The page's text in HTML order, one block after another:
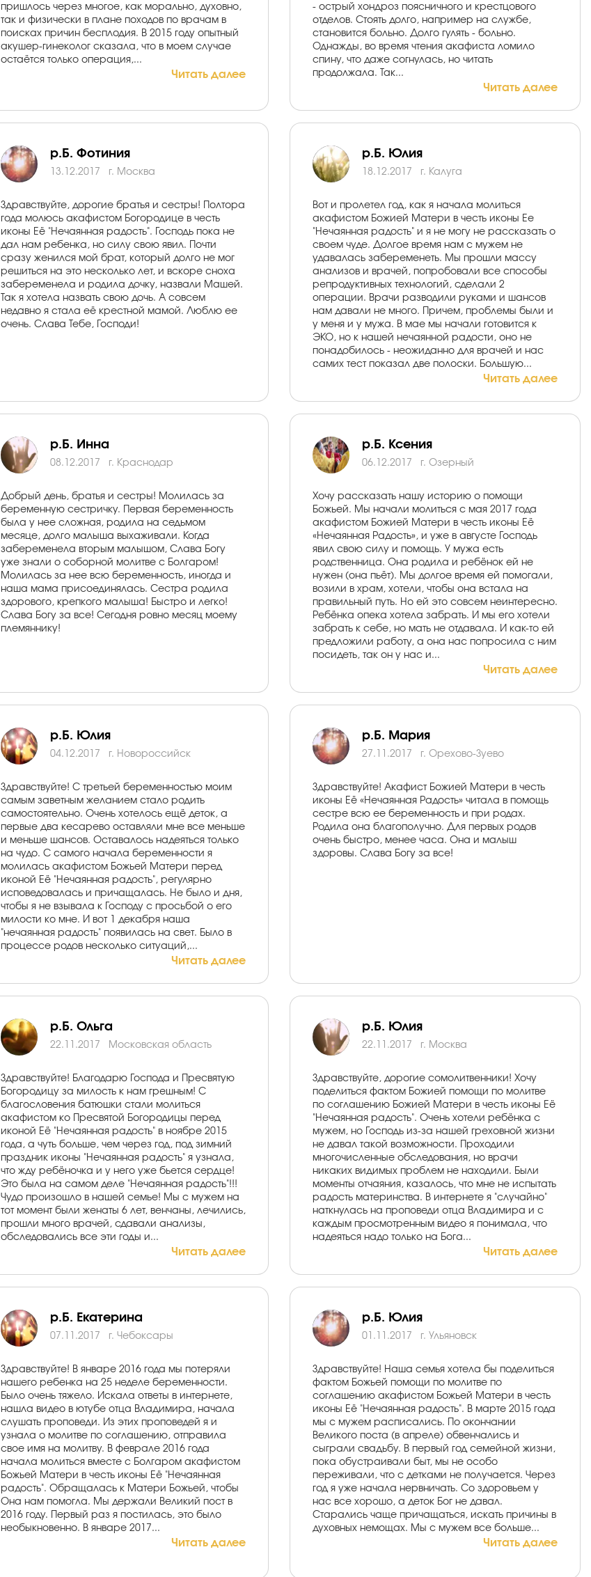
пришлось через многое, как морально, духовно,
так и физически в плане походов по врачам в
поисках причин бесплодия. В 2015 году опытный
акушер-гинеколог сказала, что в моем случае
остаётся только операция,...
Читать далее
- острый хондроз поясничного и крестцового
отделов. Стоять долго, например на службе,
становится больно. Долго гулять - больно.
Однажды, во время чтения акафиста ломило
спину, что даже согнулась, но читать
продолжала. Так...
Читать далее
р.Б. Фотиния
13.12.2017 г. Москва
Здравствуйте, дорогие братья и сестры! Полтора
года молюсь акафистом Богородице в честь
иконы Её "Нечаянная радость". Господь пока не
дал нам ребенка, но силу свою явил. Почти
сразу женился мой брат, который долго не мог
решиться на это несколько лет, и вскоре сноха
забеременела и родила дочку, назвали Машей.
Так я хотела назвать свою дочь. А совсем
недавно я стала её крестной мамой. Люблю ее
очень. Слава Тебе, Господи!
р.Б. Юлия
18.12.2017 г. Калуга
Вот и пролетел год, как я начала молиться
акафистом Божией Матери в честь иконы Ее
"Нечаянная радость" и я не могу не рассказать о
своем чуде. Долгое время нам с мужем не
удавалась забеременеть. Мы прошли массу
анализов и врачей, попробовали все способы
репродуктивных технологий, сделали 2
операции. Врачи разводили руками и шансов
нам давали не много. Причем, проблемы были и
у меня и у мужа. В мае мы начали готовится к
ЭКО, но к нашей нечаянной радости, оно не
понадобилось - неожиданно для врачей и нас
самих тест показал две полоски. Большую...
Читать далее
р.Б. Инна
08.12.2017 г. Краснодар
Добрый день, братья и сестры! Молилась за
беременную сестричку. Первая беременность
была у нее сложная, родила на седьмом
месяце, долго малыша выхаживали. Когда
забеременела вторым малышом, Слава Богу
уже знали о соборной молитве с Болгаром!
Молилась за нее всю беременность, иногда и
наша мама присоединялась. Сестра родила
здорового, крепкого малыша! Быстро и легко!
Слава Богу за все! Сегодня ровно месяц моему
племяннику!
р.Б. Ксения
06.12.2017 г. Озерный
Хочу рассказать нашу историю о помощи
Божьей. Мы начали молиться с мая 2017 года
акафистом Божией Матери в честь иконы Её
«Нечаянная Радость», и уже в августе Господь
явил свою силу и помощь. У мужа есть
родственница. Она родила и ребёнок ей не
нужен (она пьёт). Мы долгое время ей помогали,
возили в храм, хотели, чтобы она встала на
правильный путь. Но ей это совсем неинтересно.
Ребёнка опека хотела забрать. И мы его хотели
забрать к себе, но мать не отдавала. И как-то ей
предложили работу, а она нас попросила с ним
посидеть, так он у нас и...
Читать далее
р.Б. Юлия
04.12.2017 г. Новороссийск
Здравствуйте! С третьей беременностью моим
самым заветным желанием стало родить
самостоятельно. Очень хотелось ещё деток, а
первые два кесарево оставляли мне все меньше
и меньше шансов. Оставалось надеяться только
на чудо. С самого начала беременности я
молилась акафистом Божьей Матери перед
иконой Её "Нечаянная радость", регулярно
исповедовалась и причащалась. Не было и дня,
чтобы я не взывала к Господу с просьбой о его
милости ко мне. И вот 1 декабря наша
"нечаянная радость" появилась на свет. Было в
процессе родов несколько ситуаций,...
Читать далее
р.Б. Мария
27.11.2017 г. Орехово-Зуево
Здравствуйте! Акафист Божией Матери в честь
иконы Её «Нечаянная Радость» читала в помощь
сестре всю ее беременность и при родах.
Родила она благополучно. Для первых родов
очень быстро, менее часа. Она и малыш
здоровы. Слава Богу за все!
р.Б. Ольга
22.11.2017 Московская область
Здравствуйте! Благодарю Господа и Пресвятую
Богородицу за милость к нам грешным! С
благословения батюшки стали молиться
акафистом ко Пресвятой Богородицы перед
иконой Её "Нечаянная радость" в ноябре 2015
года, а чуть больше, чем через год, под зимний
праздник иконы "Нечаянная радость" я узнала,
что жду ребёночка и у него уже бьется сердце!
Это была на самом деле "Нечаянная радость"!!!
Чудо произошло в нашей семье! Мы с мужем на
тот момент были женаты 6 лет, венчаны, лечились,
прошли много врачей, сдавали анализы,
обследовались все эти годы и...
Читать далее
р.Б. Юлия
22.11.2017 г. Москва
Здравствуйте, дорогие сомолитвенники! Хочу
поделиться фактом Божией помощи по молитве
по соглашению Божией Матери в честь иконы Её
"Нечаянная радость". Очень хотели ребёнка с
мужем, но Господь из-за нашей греховной жизни
не давал такой возможности. Проходили
многочисленные обследования, но врачи
никаких видимых проблем не находили. Были
моменты отчаяния, казалось, что мне не испытать
радость материнства. В интернете я "случайно"
наткнулась на проповеди отца Владимира и с
каждым просмотренным видео я понимала, что
надеяться надо только на Бога...
Читать далее
р.Б. Екатерина
07.11.2017 г. Чебоксары
Здравствуйте! В январе 2016 года мы потеряли
нашего ребенка на 25 неделе беременности.
Было очень тяжело. Искала ответы в интернете,
нашла видео в ютубе отца Владимира, начала
слушать проповеди. Из этих проповедей я и
узнала о молитве по соглашению, отправила
свое имя на молитву. В феврале 2016 года
начала молиться вместе с Болгаром акафистом
Божьей Матери в честь иконы Её "Нечаянная
радость". Обращалась к Матери Божьей, чтобы
Она нам помогла. Мы держали Великий пост в
2016 году. Первый раз я постилась, это было
необыкновенно. В январе 2017...
Читать далее
р.Б. Юлия
01.11.2017 г. Ульяновск
Здравствуйте! Наша семья хотела бы поделиться
фактом Божьей помощи по молитве по
соглашению акафистом Божьей Матери в честь
иконы Её "Нечаянная радость". В марте 2015 года
мы с мужем расписались. По окончании
Великого поста (в апреле) обвенчались и
сыграли свадьбу. В первый год семейной жизни,
пока обустраивали быт, мы не особо
переживали, что с детками не получается. Через
год я уже начала нервничать. Со здоровьем у
нас все хорошо, а деток Бог не давал.
Старались чаще причащаться, искать причины в
духовных немощах. Мы с мужем все больше...
Читать далее